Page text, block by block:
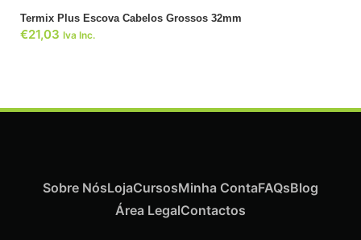
Termix Plus Escova Cabelos Grossos 32mm
€21,03 Iva Inc.
Sobre NósLojaCursosMinha ContaFAQsBlog
Área LegalContactos